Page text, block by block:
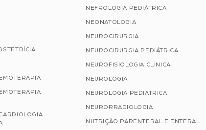
NEFROLOGIA PEDIÁTRICA
NEONATOLOGIA
NEUROCIRURGIA
NEUROCIRURGIA PEDIÁTRICA
NEUROFISIOLOGIA CLÍNICA
NEUROLOGIA
NEUROLOGIA PEDIÁTRICA
NEURORRADIOLOGIA
NUTRIÇÃO PARENTERAL E ENTERAL